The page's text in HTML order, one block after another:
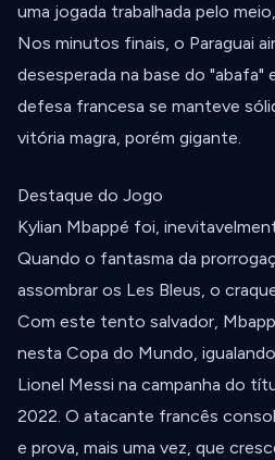
uma jogada trabalhada pelo
Nos minutos finais, o Paraguai
desesperada na base do "abafa"
defesa francesa se manteve
vitória magra, porém gigante.
Destaque do Jogo
Kylian Mbappé foi,
Quando o fantasma da
assombrar os Les Bleus, o
Com este tento salvador,
nesta Copa do Mundo,
Lionel Messi na campanha do
2022. O atacante francês
e prova, mais uma vez, que